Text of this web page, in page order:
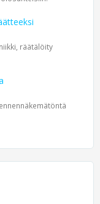
räätälöity